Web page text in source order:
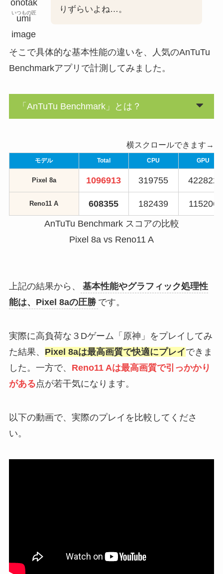
いつもの匠
りずらいよね…。
そこで具体的な基本性能の違いを、人気のAnTuTu
Benchmarkアプリで計測してみました。
「AnTuTu Benchmark」とは？
横スクロールできます→
モデル Total CPU GPU
Pixel 8a 1096913 319755 422822
Reno11 A 608355 182439
115206
AnTuTu Benchmark スコアの比較
Pixel 8a vs Reno11 A
上記の結果から、
基本性能やグラフィック処理性
能は、Pixel 8aの圧勝 です。
実際に高負荷な３Dゲーム「原神」をプレイしてみ
た結果、 Pixel 8aは最高画質で快適にプレイできま
した。一方で、 Reno11 Aは最高画質で引っかかり
がある点が若干気になります。
以下の動画で、実際のプレイを比較してくださ
い。